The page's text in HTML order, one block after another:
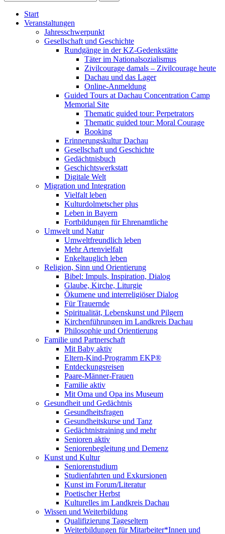
Start
Veranstaltungen
Jahresschwerpunkt
Gesellschaft und Geschichte
Rundgänge in der KZ-Gedenkstätte
Täter im Nationalsozialismus
Zivilcourage damals – Zivilcourage heute
Dachau und das Lager
Online-Anmeldung
Guided Tours at Dachau Concentration Camp
Memorial Site
Thematic guided tour: Perpetrators
Thematic guided tour: Moral Courage
Booking
Erinnerungskultur Dachau
Gesellschaft und Geschichte
Gedächtnisbuch
Geschichtswerkstatt
Digitale Welt
Migration und Integration
Vielfalt leben
Kulturdolmetscher plus
Leben in Bayern
Fortbildungen für Ehrenamtliche
Umwelt und Natur
Umweltfreundlich leben
Mehr Artenvielfalt
Enkeltauglich leben
Religion, Sinn und Orientierung
Bibel: Impuls, Inspiration, Dialog
Glaube, Kirche, Liturgie
Ökumene und interreligiöser Dialog
Für Trauernde
Spiritualität, Lebenskunst und Pilgern
Kirchenführungen im Landkreis Dachau
Philosophie und Orientierung
Familie und Partnerschaft
Mit Baby aktiv
Eltern-Kind-Programm EKP®
Entdeckungsreisen
Paare-Männer-Frauen
Familie aktiv
Mit Oma und Opa ins Museum
Gesundheit und Gedächtnis
Gesundheitsfragen
Gesundheitskurse und Tanz
Gedächtnistraining und mehr
Senioren aktiv
Seniorenbegleitung und Demenz
Kunst und Kultur
Seniorenstudium
Studienfahrten und Exkursionen
Kunst im Forum/Literatur
Poetischer Herbst
Kulturelles im Landkreis Dachau
Wissen und Weiterbildung
Qualifizierung Tageseltern
Weiterbildungen für Mitarbeiter*Innen und